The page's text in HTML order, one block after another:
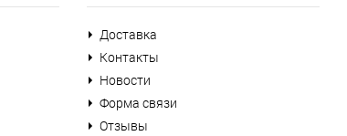
Доставка
Контакты
Новости
Форма связи
Отзывы